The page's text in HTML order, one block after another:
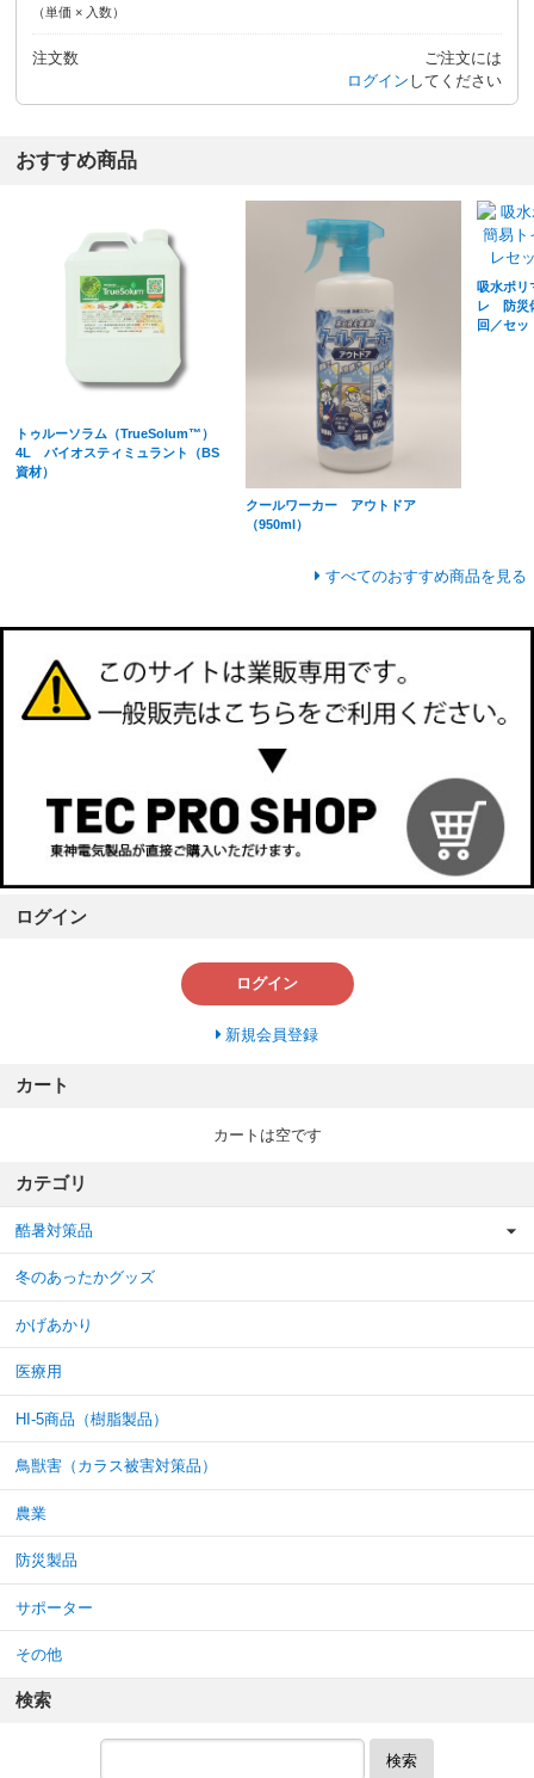
（単価 × 入数）
注文数
ご注文には
ログイン してください
おすすめ商品
トゥルーソラム（TrueSolum™）
4L バイオスティミュラント（BS
資材）
クールワーカー アウトドア
（950ml）
吸水ポリ
レ 防災
回／セッ
すべてのおすすめ商品を見る
ログイン
ログイン
新規会員登録
カート
カートは空です
カテゴリ
酷暑対策品
冬のあったかグッズ
かげあかり
医療用
HI-5商品（樹脂製品）
鳥獣害（カラス被害対策品）
農業
防災製品
サポーター
その他
検索
検索